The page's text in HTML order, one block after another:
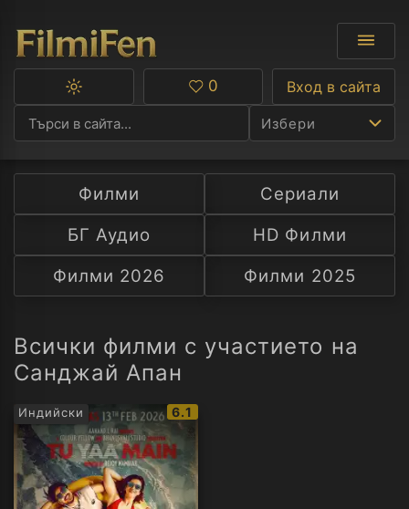
Избери
Ф
С
А
Превключване
тъмна
тема
Любими
0 Вход в сайта
Филми
Сериали
БГ Аудио
HD Филми
Филми 2026
Филми 2025
Всички филми с участието на
Санджай Апан
Индийски
IMDb
рейтинг:
6.1